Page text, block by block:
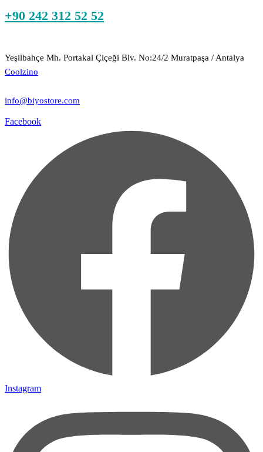
+90 242 312 52 52
Yeşilbahçe Mh. Portakal Çiçeği Blv. No:24/2 Muratpaşa / Antalya
Coolzino
info@biyostore.com
Facebook
Instagram